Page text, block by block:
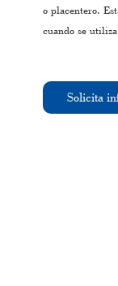
o placentero.
cuando se
Solicita